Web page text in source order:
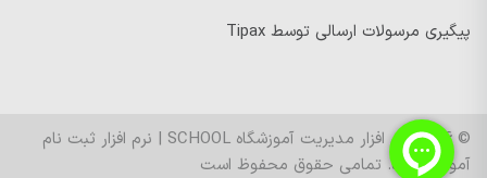
پیگیری مرسولات ارسالی توسط Tipax
© 2026 نرم افزار مدیریت آموزشگاه SCHOOL | نرم افزار ثبت نام
آموزشگاه ها. تمامی حقوق محفوظ است